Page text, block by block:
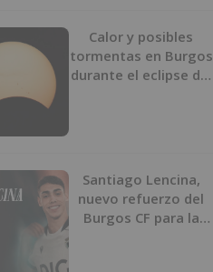
Calor y posibles
tormentas en Burgos
durante el eclipse del
Santiago Lencina,
nuevo refuerzo del
Burgos CF para la